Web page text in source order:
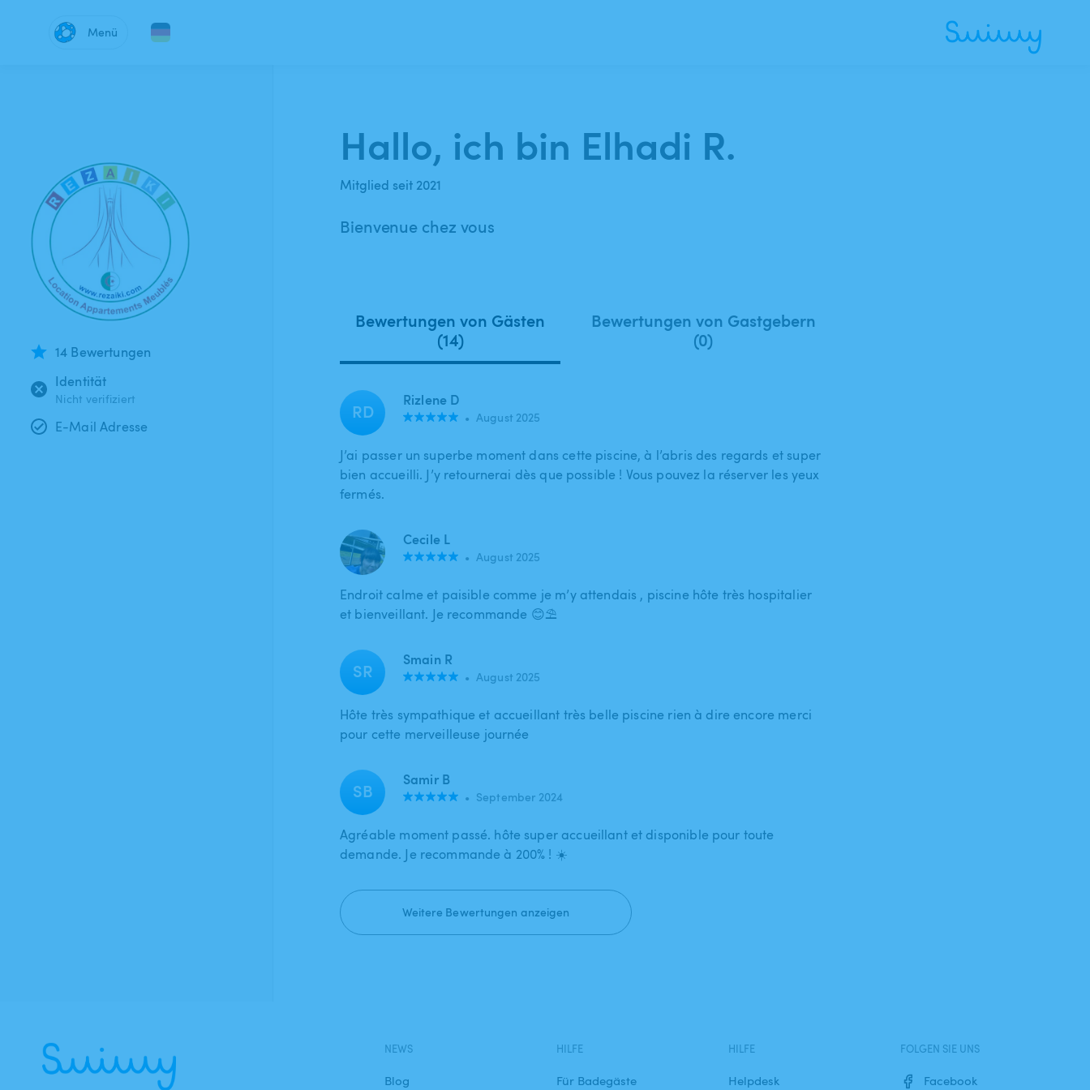
Menü
14 Bewertungen
Identität
Nicht verifiziert
E-Mail Adresse
Hallo, ich bin Elhadi R.
Mitglied seit 2021
Bienvenue chez vous
Bewertungen von Gästen
(14)
Bewertungen von Gastgebern
(0)
RD Rizlene D
• August 2025
J’ai passer un superbe moment dans cette piscine, à l’abris des regards et super
bien accueilli. J’y retournerai dès que possible ! Vous pouvez la réserver les yeux
fermés.
Cecile L
• August 2025
Endroit calme et paisible comme je m’y attendais , piscine hôte très hospitalier
et bienveillant. Je recommande 😊⛱️
SR Smain R
• August 2025
Hôte très sympathique et accueillant très belle piscine rien à dire encore merci
pour cette merveilleuse journée
SB Samir B
• September 2024
Agréable moment passé. hôte super accueillant et disponible pour toute
demande. Je recommande à 200% ! ☀️
Weitere Bewertungen anzeigen
NEWS
Blog
HILFE
Für Badegäste
HILFE
Helpdesk
FOLGEN SIE UNS
Facebook